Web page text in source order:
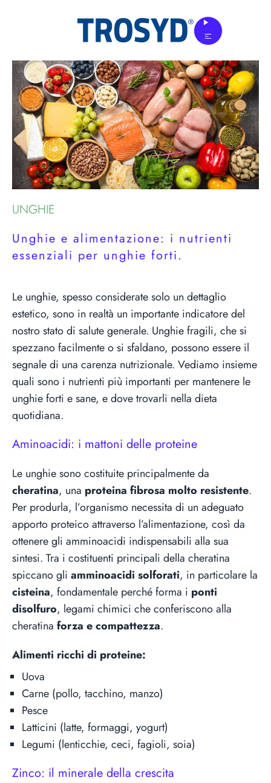
UNGHIE
Unghie e alimentazione: i nutrienti
essenziali per unghie forti.
Le unghie, spesso considerate solo un dettaglio
estetico, sono in realtà un importante indicatore del
nostro stato di salute generale. Unghie fragili, che si
spezzano facilmente o si sfaldano, possono essere il
segnale di una carenza nutrizionale. Vediamo insieme
quali sono i nutrienti più importanti per mantenere le
unghie forti e sane, e dove trovarli nella dieta
quotidiana.
Aminoacidi: i mattoni delle proteine
Le unghie sono costituite principalmente da
cheratina, una proteina fibrosa molto resistente.
Per produrla, l’organismo necessita di un adeguato
apporto proteico attraverso l’alimentazione, così da
ottenere gli amminoacidi indispensabili alla sua
sintesi. Tra i costituenti principali della cheratina
spiccano gli amminoacidi solforati, in particolare la
cisteina, fondamentale perché forma i ponti
disolfuro, legami chimici che conferiscono alla
cheratina forza e compattezza.
Alimenti ricchi di proteine:
Uova
Carne (pollo, tacchino, manzo)
Pesce
Latticini (latte, formaggi, yogurt)
Legumi (lenticchie, ceci, fagioli, soia)
Zinco: il minerale della crescita